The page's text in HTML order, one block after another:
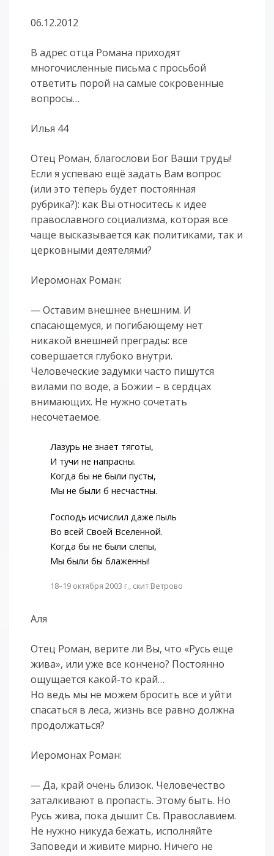
06.12.2012
В адрес отца Романа приходят
многочисленные письма с просьбой
ответить порой на самые сокровенные
вопросы…
Илья 44
Отец Роман, благослови Бог Ваши труды!
Если я успеваю ещё задать Вам вопрос
(или это теперь будет постоянная
рубрика?): как Вы относитесь к идее
православного социализма, которая все
чаще высказывается как политиками, так и
церковными деятелями?
Иеромонах Роман:
— Оставим внешнее внешним. И
спасающемуся, и погибающему нет
никакой внешней преграды: все
совершается глубоко внутри.
Человеческие задумки часто пишутся
вилами по воде, а Божии – в сердцах
внимающих. Не нужно сочетать
несочетаемое.
Лазурь не знает тяготы,
И тучи не напрасны.
Когда бы не были пусты,
Мы не были б несчастны.
Господь исчислил даже пыль
Во всей Своей Вселенной.
Когда бы не были слепы,
Мы были бы блаженны!
18–19 октября 2003 г., скит Ветрово
Аля
Отец Роман, верите ли Вы, что «Русь еще
жива», или уже все кончено? Постоянно
ощущается какой-то край…
Но ведь мы не можем бросить все и уйти
спасаться в леса, жизнь все равно должна
продолжаться?
Иеромонах Роман:
— Да, край очень близок. Человечество
заталкивают в пропасть. Этому быть. Но
Русь жива, пока дышит Св. Православием.
Не нужно никуда бежать, исполняйте
Заповеди и живите мирно. Ничего не